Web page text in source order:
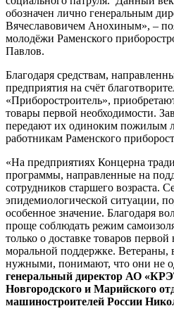
обозначен лично генеральным
Вячеславовичем Анохиным», –
молодёжи Раменского
Павлов.
Благодаря средствам,
предприятия на счёт
«Приборостроитель»,
товары первой необходимости.
передают их одиноким пожилым
работникам Раменского
«На предприятиях Концерна
программы, направленные на
сотрудников старшего возраста.
эпидемиологической ситуации,
особенное значение. Благодаря
проще соблюдать режим
только о доставке товаров
моральной поддержке. Ветераны,
нужными, понимают, что они не
генеральный директор АО
Новгородского и Марийского
машиностроителей России